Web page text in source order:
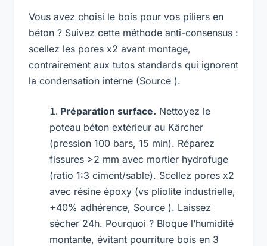
Vous avez choisi le bois pour vos piliers en
béton ? Suivez cette méthode anti-consensus :
scellez les pores x2 avant montage,
contrairement aux tutos standards qui ignorent
la condensation interne (Source ).
Préparation surface. Nettoyez le
poteau béton extérieur au Kärcher
(pression 100 bars, 15 min). Réparez
fissures >2 mm avec mortier hydrofuge
(ratio 1:3 ciment/sable). Scellez pores x2
avec résine époxy (vs pliolite industrielle,
+40% adhérence, Source ). Laissez
sécher 24h. Pourquoi ? Bloque l’humidité
montante, évitant pourriture bois en 3